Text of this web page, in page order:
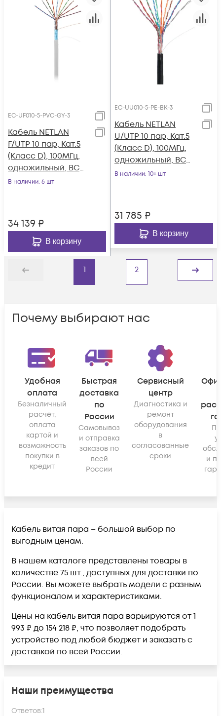
EC-UF010-5-PVC-GY-3
Кабель NETLAN
F/UTP 10 пар, Кат.5
(Класс D), 100МГц,
одножильный, BC
(чистая медь),
В наличии: 6 шт
34 139 ₽
В корзину
EC-UU010-5-PE-BK-3
Кабель NETLAN
U/UTP 10 пар, Кат.5
(Класс D), 100МГц,
одножильный, BC
(чистая медь),
В наличии: 10+ шт
31 785 ₽
В корзину
Назад
1 2
Дальше
Почему выбирают нас
Удобная
оплата
Безналичный
расчёт,
оплата
картой и
возможность
покупки в
кредит
Быстрая
доставка
по
России
Самовывоз
и отправка
заказов по
всей
России
Сервисный
центр
Диагностика и
ремонт
оборудования
в
согласованные
сроки
и
Кабель витая пара – большой выбор по
выгодным ценам.
В нашем каталоге представлены товары в
количестве 75 шт., доступных для доставки по
России. Вы можете выбрать модели с разным
функционалом и характеристиками.
Цены на кабель витая пара варьируются от 1
993 ₽ до 154 218 ₽, что позволяет подобрать
устройство под любой бюджет и заказать с
доставкой по всей России.
Наши преимущества
Ответов:1